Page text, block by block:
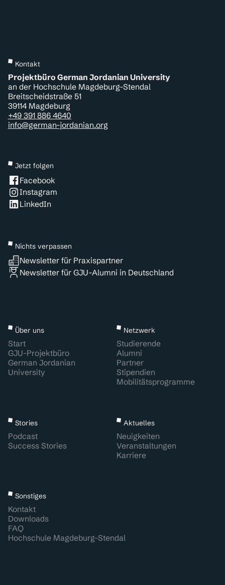
Kontakt
Projektbüro German Jordanian University
an der Hochschule Magdeburg-Stendal
Breitscheidstraße 51
39114 Magdeburg
+49 391 886 4640
info@german-jordanian.org
Jetzt folgen
Facebook
Instagram
LinkedIn
Nichts verpassen
Newsletter für Praxispartner
Newsletter für GJU-Alumni in Deutschland
Über uns
Start
GJU-Projektbüro
German Jordanian
University
Netzwerk
Studierende
Alumni
Partner
Stipendien
Mobilitätsprogramme
Stories
Podcast
Success Stories
Aktuelles
Neuigkeiten
Veranstaltungen
Karriere
Sonstiges
Kontakt
Downloads
FAQ
Hochschule Magdeburg-Stendal